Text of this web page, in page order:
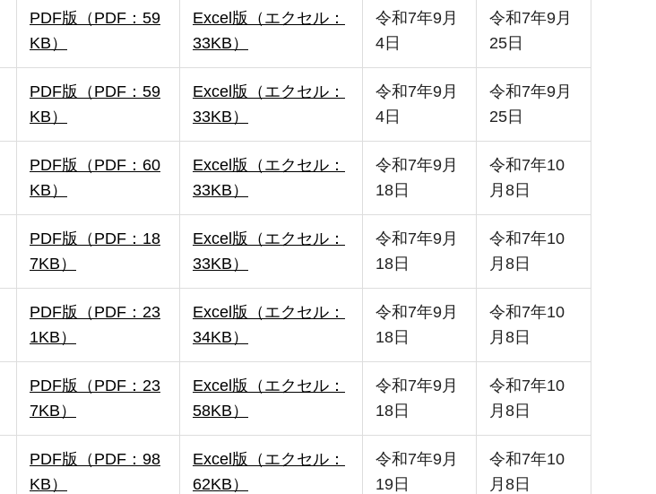
PDF版（PDF：59
KB）
Excel版（エクセル：
33KB）
令和7年9月
4日
令和7年9月
25日
PDF版（PDF：59
KB）
Excel版（エクセル：
33KB）
令和7年9月
4日
令和7年9月
25日
PDF版（PDF：60
KB）
Excel版（エクセル：
33KB）
令和7年9月
18日
令和7年10
月8日
PDF版（PDF：18
7KB）
Excel版（エクセル：
33KB）
令和7年9月
18日
令和7年10
月8日
PDF版（PDF：23
1KB）
Excel版（エクセル：
34KB）
令和7年9月
18日
令和7年10
月8日
PDF版（PDF：23
7KB）
Excel版（エクセル：
58KB）
令和7年9月
18日
令和7年10
月8日
PDF版（PDF：98
KB）
Excel版（エクセル：
62KB）
令和7年9月
19日
令和7年10
月8日